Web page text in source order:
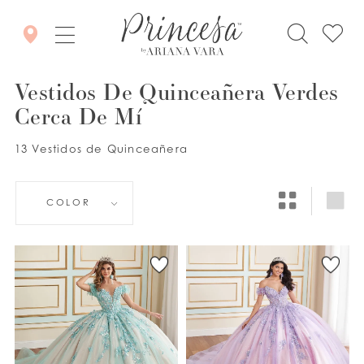
Vestidos De Quinceañera Verdes
Cerca De Mí
13 Vestidos de Quinceañera
COLOR